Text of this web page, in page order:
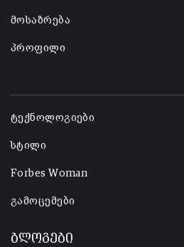
მოსაზრება
პროფილი
ტექნოლოგიები
სტილი
Forbes Woman
გამოცემები
ბლოგები